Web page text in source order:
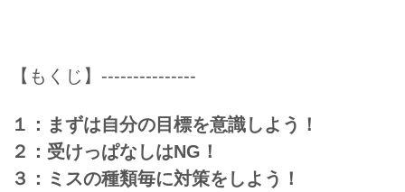
【もくじ】---------------
１：まずは自分の目標を意識しよう！
２：受けっぱなしはNG！
３：ミスの種類毎に対策をしよう！